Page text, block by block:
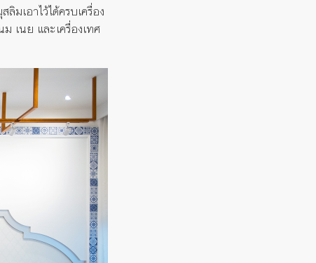
เอาไว้ได้ครบเครื่อง
เนย และเครื่องเทศ